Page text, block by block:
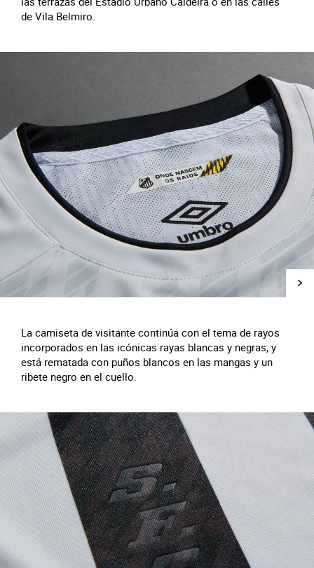
de Vila Belmiro.
La camiseta de visitante continúa con el tema de rayos
incorporados en las icónicas rayas blancas y negras, y
está rematada con puños blancos en las mangas y un
ribete negro en el cuello.